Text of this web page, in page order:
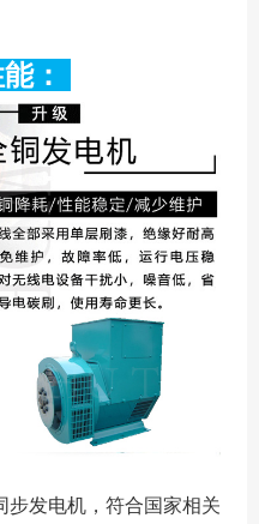
：
步发电机，符合国家相关